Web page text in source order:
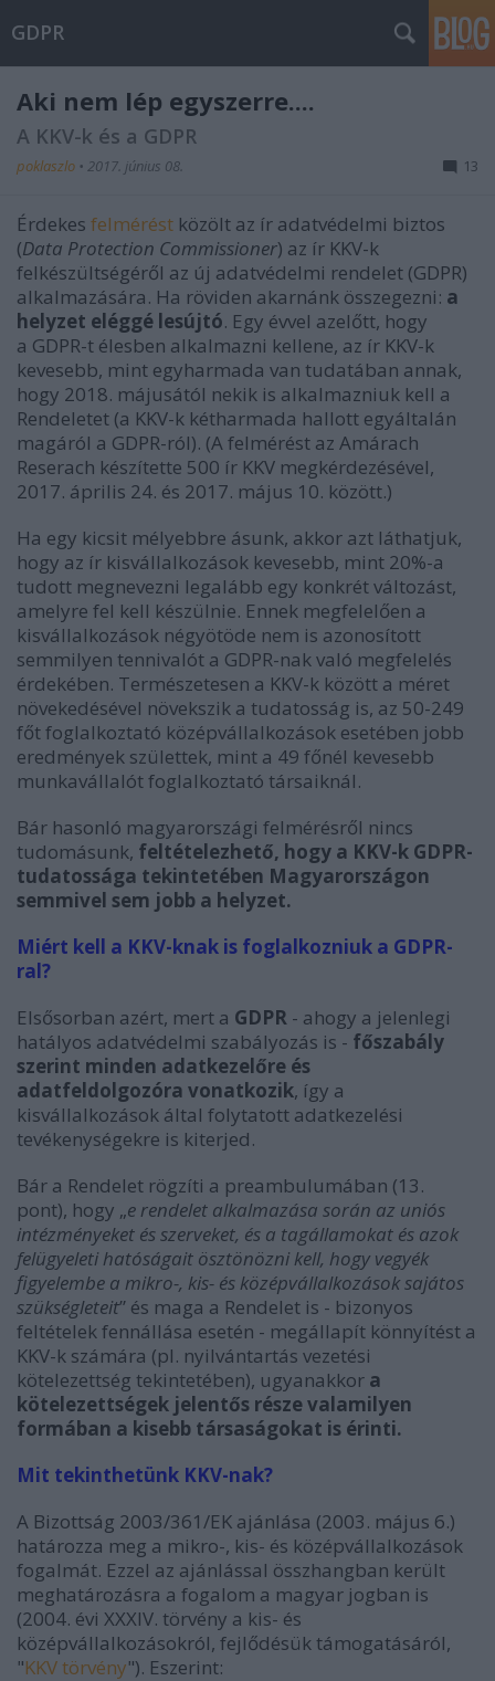
GDPR
Aki nem lép egyszerre....
A KKV-k és a GDPR
poklaszlo • 2017. június 08. 13
Érdekes felmérést közölt az ír adatvédelmi biztos
(Data Protection Commissioner) az ír KKV-k
felkészültségéről az új adatvédelmi rendelet (GDPR)
alkalmazására. Ha röviden akarnánk összegezni: a
helyzet eléggé lesújtó. Egy évvel azelőtt, hogy
a GDPR-t élesben alkalmazni kellene, az ír KKV-k
kevesebb, mint egyharmada van tudatában annak,
hogy 2018. májusától nekik is alkalmazniuk kell a
Rendeletet (a KKV-k kétharmada hallott egyáltalán
magáról a GDPR-ról). (A felmérést az Amárach
Reserach készítette 500 ír KKV megkérdezésével,
2017. április 24. és 2017. május 10. között.)
Ha egy kicsit mélyebbre ásunk, akkor azt láthatjuk,
hogy az ír kisvállalkozások kevesebb, mint 20%-a
tudott megnevezni legalább egy konkrét változást,
amelyre fel kell készülnie. Ennek megfelelően a
kisvállalkozások négyötöde nem is azonosított
semmilyen tennivalót a GDPR-nak való megfelelés
érdekében. Természetesen a KKV-k között a méret
növekedésével növekszik a tudatosság is, az 50-249
főt foglalkoztató középvállalkozások esetében jobb
eredmények születtek, mint a 49 főnél kevesebb
munkavállalót foglalkoztató társaiknál.
Bár hasonló magyarországi felmérésről nincs
tudomásunk, feltételezhető, hogy a KKV-k GDPR-
tudatossága tekintetében Magyarországon
semmivel sem jobb a helyzet.
Miért kell a KKV-knak is foglalkozniuk a GDPR-
ral?
Elsősorban azért, mert a GDPR - ahogy a jelenlegi
hatályos adatvédelmi szabályozás is - főszabály
szerint minden adatkezelőre és
adatfeldolgozóra vonatkozik, így a
kisvállalkozások által folytatott adatkezelési
tevékenységekre is kiterjed.
Bár a Rendelet rögzíti a preambulumában (13.
pont), hogy „e rendelet alkalmazása során az uniós
intézményeket és szerveket, és a tagállamokat és azok
felügyeleti hatóságait ösztönözni kell, hogy vegyék
figyelembe a mikro-, kis- és középvállalkozások sajátos
szükségleteit” és maga a Rendelet is - bizonyos
feltételek fennállása esetén - megállapít könnyítést a
KKV-k számára (pl. nyilvántartás vezetési
kötelezettség tekintetében), ugyanakkor a
kötelezettségek jelentős része valamilyen
formában a kisebb társaságokat is érinti.
Mit tekinthetünk KKV-nak?
A Bizottság 2003/361/EK ajánlása (2003. május 6.)
határozza meg a mikro-, kis- és középvállalkozások
fogalmát. Ezzel az ajánlással összhangban került
meghatározásra a fogalom a magyar jogban is
(2004. évi XXXIV. törvény a kis- és
középvállalkozásokról, fejlődésük támogatásáról,
"KKV törvény"). Eszerint: